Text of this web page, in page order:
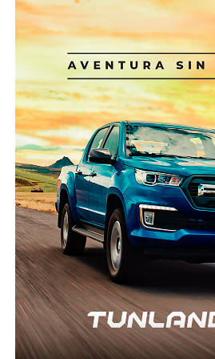
preparada y otra improvisada.
ofrecen quizá el mejor ejemplo.
cuentan con helicópteros
para operaciones de alta
certificados para vuelos
permanentes de coordinación,
comunicación satelital y
iniciar un rescate en cuestión
Nepal, pese a tener una
compleja que la peruana,
donde el Estado, las empresas
aseguradoras y las
trabajan de manera articulada.
la evacuación mediante
seguros obligatorios forman
operativo.
¿Por qué Áncash no puede
la atención de emergencias por
resultado representa un avance
13%, según cifras del Ministerio
Finanzas (MEF) consignadas
Estos recursos son destinados
vulnerabilidad de la población
naturales, como aquellos
de condiciones del Fenómeno
mediante obras y acciones de
proporción importante de estos
los Gobiernos subnacionales
municipalidades), que en los
ganado una mayor participación
inversiones.
En 2025, la inversión pública
S/ 778 millones, de los cuales S/
total) se asignaron a las